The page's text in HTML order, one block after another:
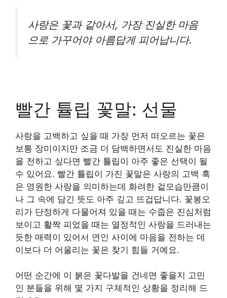
사랑은 꽃과 같아서, 가장 진실한 마음
으로 가꾸어야 아름답게 피어납니다.
빨간 튤립 꽃말: 선물
사랑을 고백하고 싶을 때 가장 먼저 떠오르는 꽃은
보통 장미이지만 조금 더 담백하면서도 진실한 마음
을 전하고 싶다면 빨간 튤립이 아주 좋은 선택이 될
수 있어요. 빨간 튤립이 가진 꽃말은 사랑의 고백 혹
은 영원한 사랑을 의미하는데 화려한 겉모습만큼이
나 그 속에 담긴 뜻도 아주 깊고 뜨겁답니다. 꽃봉오
리가 단정하게 다물어져 있을 때는 수줍은 진심처럼
보이고 활짝 피었을 때는 열정적인 사랑을 드러내는
듯한 매력이 있어서 연인 사이에 마음을 전하는 데
이보다 더 어울리는 꽃은 찾기 힘들 거예요.
어떤 순간에 이 붉은 꽃다발을 건네면 좋을지 고민
인 분들을 위해 몇 가지 구체적인 상황을 정리해 드